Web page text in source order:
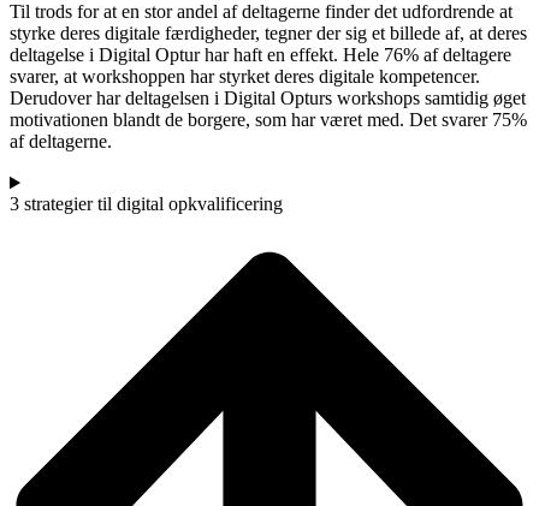
Til trods for at en stor andel af deltagerne finder det udfordrende at
styrke deres digitale færdigheder, tegner der sig et billede af, at deres
deltagelse i Digital Optur har haft en effekt. Hele 76% af deltagere
svarer, at workshoppen har styrket deres digitale kompetencer.
Derudover har deltagelsen i Digital Opturs workshops samtidig øget
motivationen blandt de borgere, som har været med. Det svarer 75%
af deltagerne.
3 strategier til digital opkvalificering